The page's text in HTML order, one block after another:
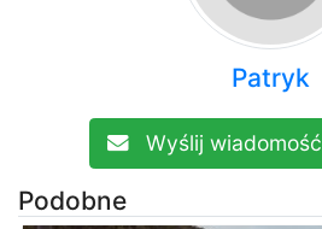
Patryk
Wyślij wiadomość
Podobne